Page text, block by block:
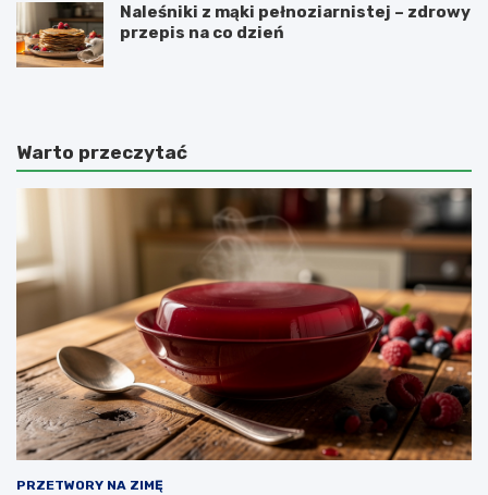
Naleśniki z mąki pełnoziarnistej – zdrowy
przepis na co dzień
Warto przeczytać
PRZETWORY NA ZIMĘ